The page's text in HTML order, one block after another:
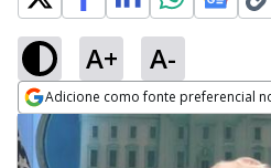
A+ A-
Adicione como fonte preferencial
Opens in new window